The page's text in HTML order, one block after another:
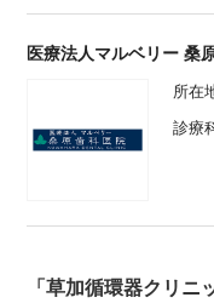
医療法人マルベリー 桑
所在
診療
「草加循環器クリニ